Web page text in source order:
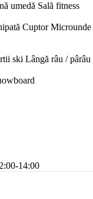
umedă Sală fitness
Cuptor Microunde
ski Lângă râu / pârâu
14:00